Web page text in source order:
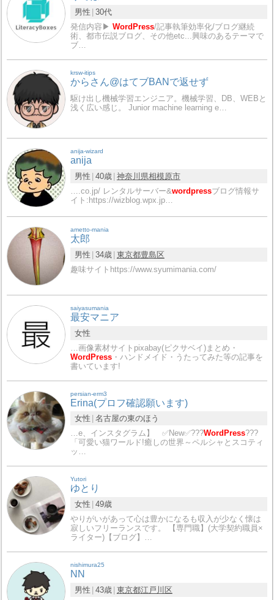
男性 30代
発信内容▶︎WordPress/記事執筆効率化/ブログ継続
術、都市伝説ブログ、その他etc...興味のあるテーマで
ブ…
krsw-itips
からさん@はてブBANで返せず
駆け出し機械学習エンジニア。機械学習、DB、WEBと
浅く広い感じ。 Junior machine learning e…
anija-wizard
anija
男性 40歳 神奈川県相模原市
….co.jp/ レンタルサーバー&wordpressブログ情報サ
イト:https://wizblog.wpx.jp…
ametto-mania
太郎
男性 34歳 東京都豊島区
趣味サイトhttps://www.syumimania.com/
saiyasumania
最安マニア
女性
…画像素材サイトpixabay(ピクサベイ)まとめ・
WordPress ・ハンドメイド・うたってみた等の記事を
書いています!
persian-erm3
Erina(プロフ確認願います)
女性 名古屋の東のほう
…e、インスタグラム】 ✅New✅???WordPress???
「可愛い猫ワールド!癒しの世界～ペルシャとスコティ
ッ…
Yutori
ゆとり
女性 49歳
やりがいがあって心は豊かになるも収入が少なく懐は
寂しいフリーランスです。 【専門職】(大学契約職員×
ライター)【ブログ】…
nishimura25
NN
男性 43歳 東京都江戸川区